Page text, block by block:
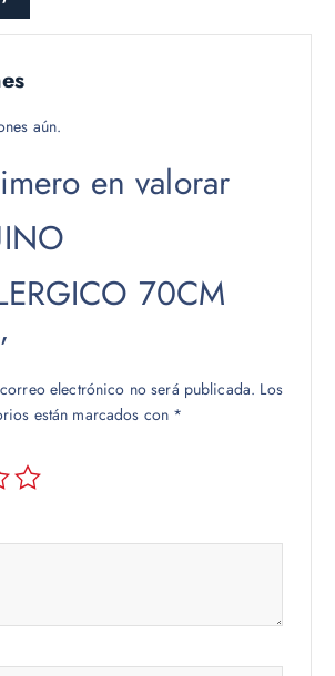
aún.
en valorar
70CM
electrónico no será publicada. Los
están marcados con *